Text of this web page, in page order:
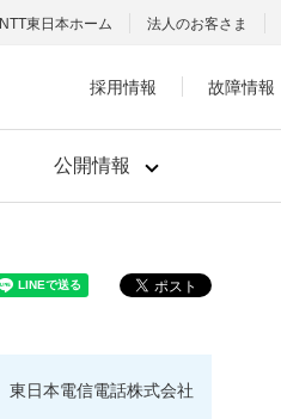
公開情報
NTT東日本ホーム 法人のお客さま
採用情報 故障情報
東日本電信電話株式会社